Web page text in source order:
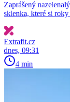
Zaprášený
sklenka, které si
Extrafit.cz
dnes, 09:31
4 min